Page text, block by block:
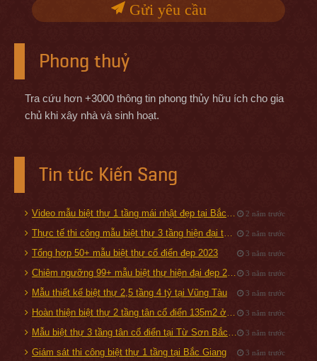
Gửi yêu cầu
Phong thuỷ
Tra cứu hơn +3000 thông tin phong thủy hữu ích cho gia
chủ khi xây nhà và sinh hoạt.
Tin tức Kiến Sang
Video mẫu biệt thự 1 tầng mái nhật đẹp tại Bắc Giang 2 năm trước
Thực tế thi công mẫu biệt thự 3 tầng hiện đại tại Quảng Ninh 2 năm trước
Tổng hợp 50+ mẫu biệt thự cổ điển đẹp 2023 3 năm trước
Chiêm ngưỡng 99+ mẫu biệt thự hiện đại đẹp 2019 3 năm trước
Mẫu thiết kế biệt thự 2,5 tầng 4 tỷ tại Vũng Tàu 3 năm trước
Hoàn thiện biệt thự 2 tầng tân cổ điển 135m2 ở Hải Dương 3 năm trước
Mẫu biệt thự 3 tầng tân cổ điển tại Từ Sơn Bắc Ninh 3 năm trước
Giám sát thi công biệt thự 1 tầng tại Bắc Giang 3 năm trước